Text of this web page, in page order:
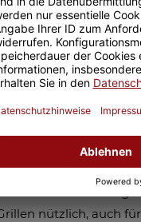
der Welt -
für Papa mit dem
zum Vatertag,
zum Feuer
Das Feuerzeug
nützlich, auch